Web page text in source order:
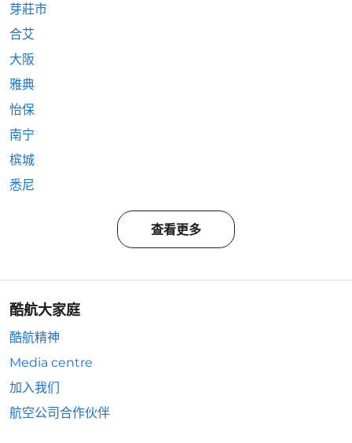
芽莊市
合艾
大阪
雅典
怡保
南宁
槟城
悉尼
查看更多
酷航大家庭
酷航精神
Media centre
加入我们
航空公司合作伙伴